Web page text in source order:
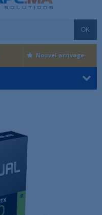
OK
Nouvel arrivage